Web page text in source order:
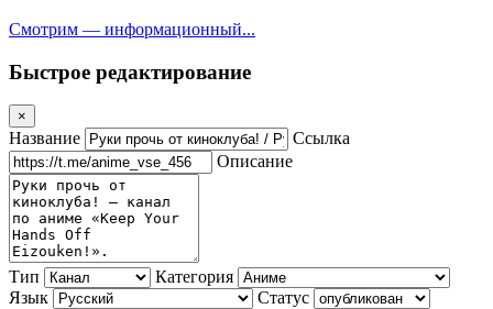
Смотрим — информационный...
Быстрое редактирование
×
Название
Ссылка
Описание
Тип
Категория
Язык
Статус